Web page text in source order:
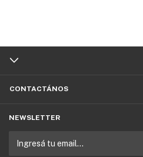
CONTACTÁNOS
NEWSLETTER